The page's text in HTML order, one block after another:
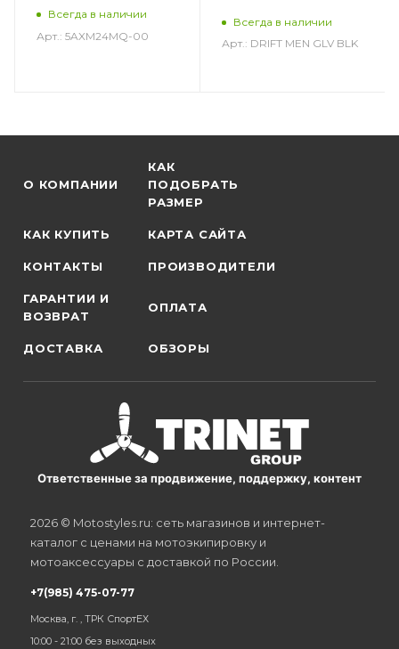
Всегда в наличии
Арт.: 5AXM24MQ-00
Всегда в наличии
Арт.: DRIFT MEN GLV BLK
О КОМПАНИИ
КАК
ПОДОБРАТЬ
РАЗМЕР
КАК КУПИТЬ КАРТА САЙТА
КОНТАКТЫ ПРОИЗВОДИТЕЛИ
ГАРАНТИИ И
ВОЗВРАТ
ОПЛАТА
ДОСТАВКА ОБЗОРЫ
Ответственные за продвижение, поддержку, контент
2026 © Motostyles.ru: сеть магазинов и интернет-
каталог с ценами на мотоэкипировку и
мотоаксессуары с доставкой по России.
+7(985) 475-07-77
Москва, г. , ТРК СпортЕХ
10:00 - 21:00 без выходных